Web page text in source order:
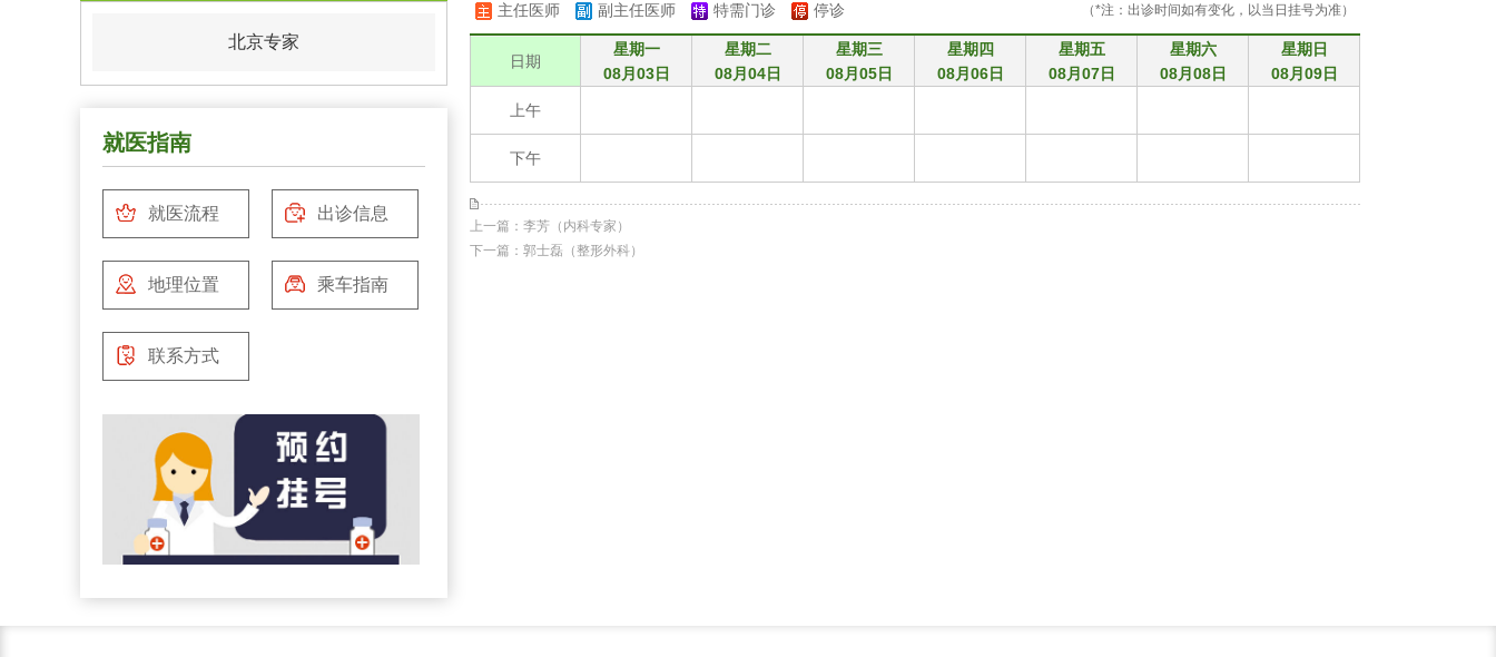
北京专家
就医指南
就医流程 出诊信息
地理位置 乘车指南
联系方式
主任医师 副主任医师 特需门诊 停诊 （*注：出诊时间如有变化，以当日挂号为准）
日期
星期一
08月03日
星期二
08月04日
星期三
08月05日
星期四
08月06日
星期五
08月07日
星期六
08月08日
星期日
08月09日
上午
下午
上一篇： 李芳（内科专家）
下一篇： 郭士磊（整形外科）